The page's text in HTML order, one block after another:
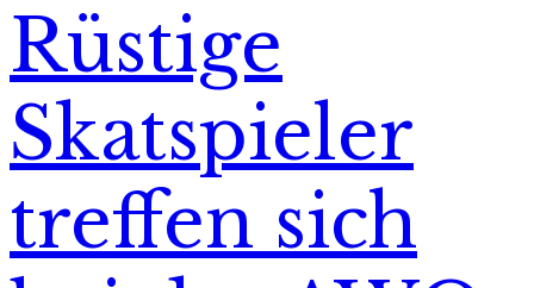
Rüstige
Skatspieler
treffen sich